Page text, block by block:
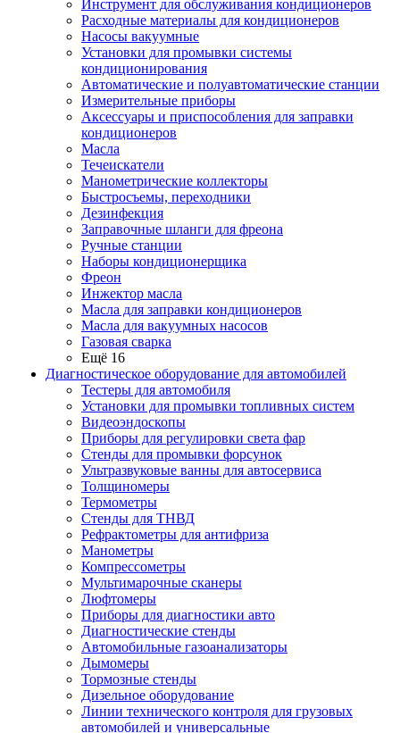
Инструмент для обслуживания кондиционеров
Расходные материалы для кондиционеров
Насосы вакуумные
Установки для промывки системы
кондиционирования
Автоматические и полуавтоматические станции
Измерительные приборы
Аксессуары и приспособления для заправки
кондиционеров
Масла
Течеискатели
Манометрические коллекторы
Быстросъемы, переходники
Дезинфекция
Заправочные шланги для фреона
Ручные станции
Наборы кондиционерщика
Фреон
Инжектор масла
Масла для заправки кондиционеров
Масла для вакуумных насосов
Газовая сварка
Ещё 16
Диагностическое оборудование для автомобилей
Тестеры для автомобиля
Установки для промывки топливных систем
Видеоэндоскопы
Приборы для регулировки света фар
Стенды для промывки форсунок
Ультразвуковые ванны для автосервиса
Толщиномеры
Термометры
Стенды для ТНВД
Рефрактометры для антифриза
Манометры
Компрессометры
Мультимарочные сканеры
Люфтомеры
Приборы для диагностики авто
Диагностические стенды
Автомобильные газоанализаторы
Дымомеры
Тормозные стенды
Дизельное оборудование
Линии технического контроля для грузовых
автомобилей и универсальные